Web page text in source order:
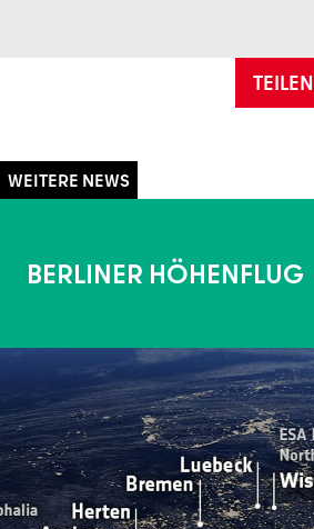
TEILEN
BERLINER HÖHENFLUG
Weiterlesen